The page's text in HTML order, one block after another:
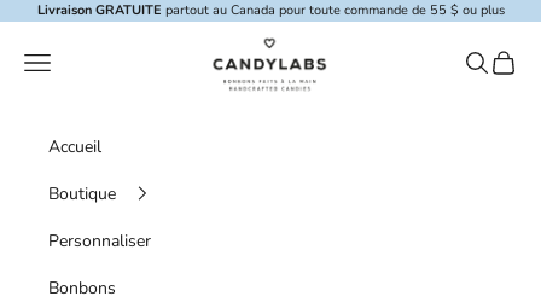
Skip to content
Livraison GRATUITE partout au Canada pour toute commande de 55 $ ou plus
Candylabs
Menu de navigation
Panier
Accueil
Boutique
Personnaliser
Bonbons